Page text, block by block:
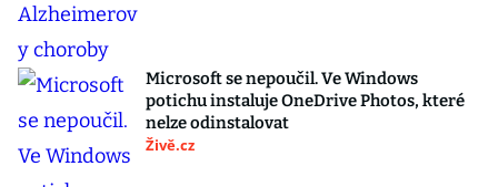
Microsoft se nepoučil. Ve Windows
potichu instaluje OneDrive Photos, které
nelze odinstalovat
Živě.cz